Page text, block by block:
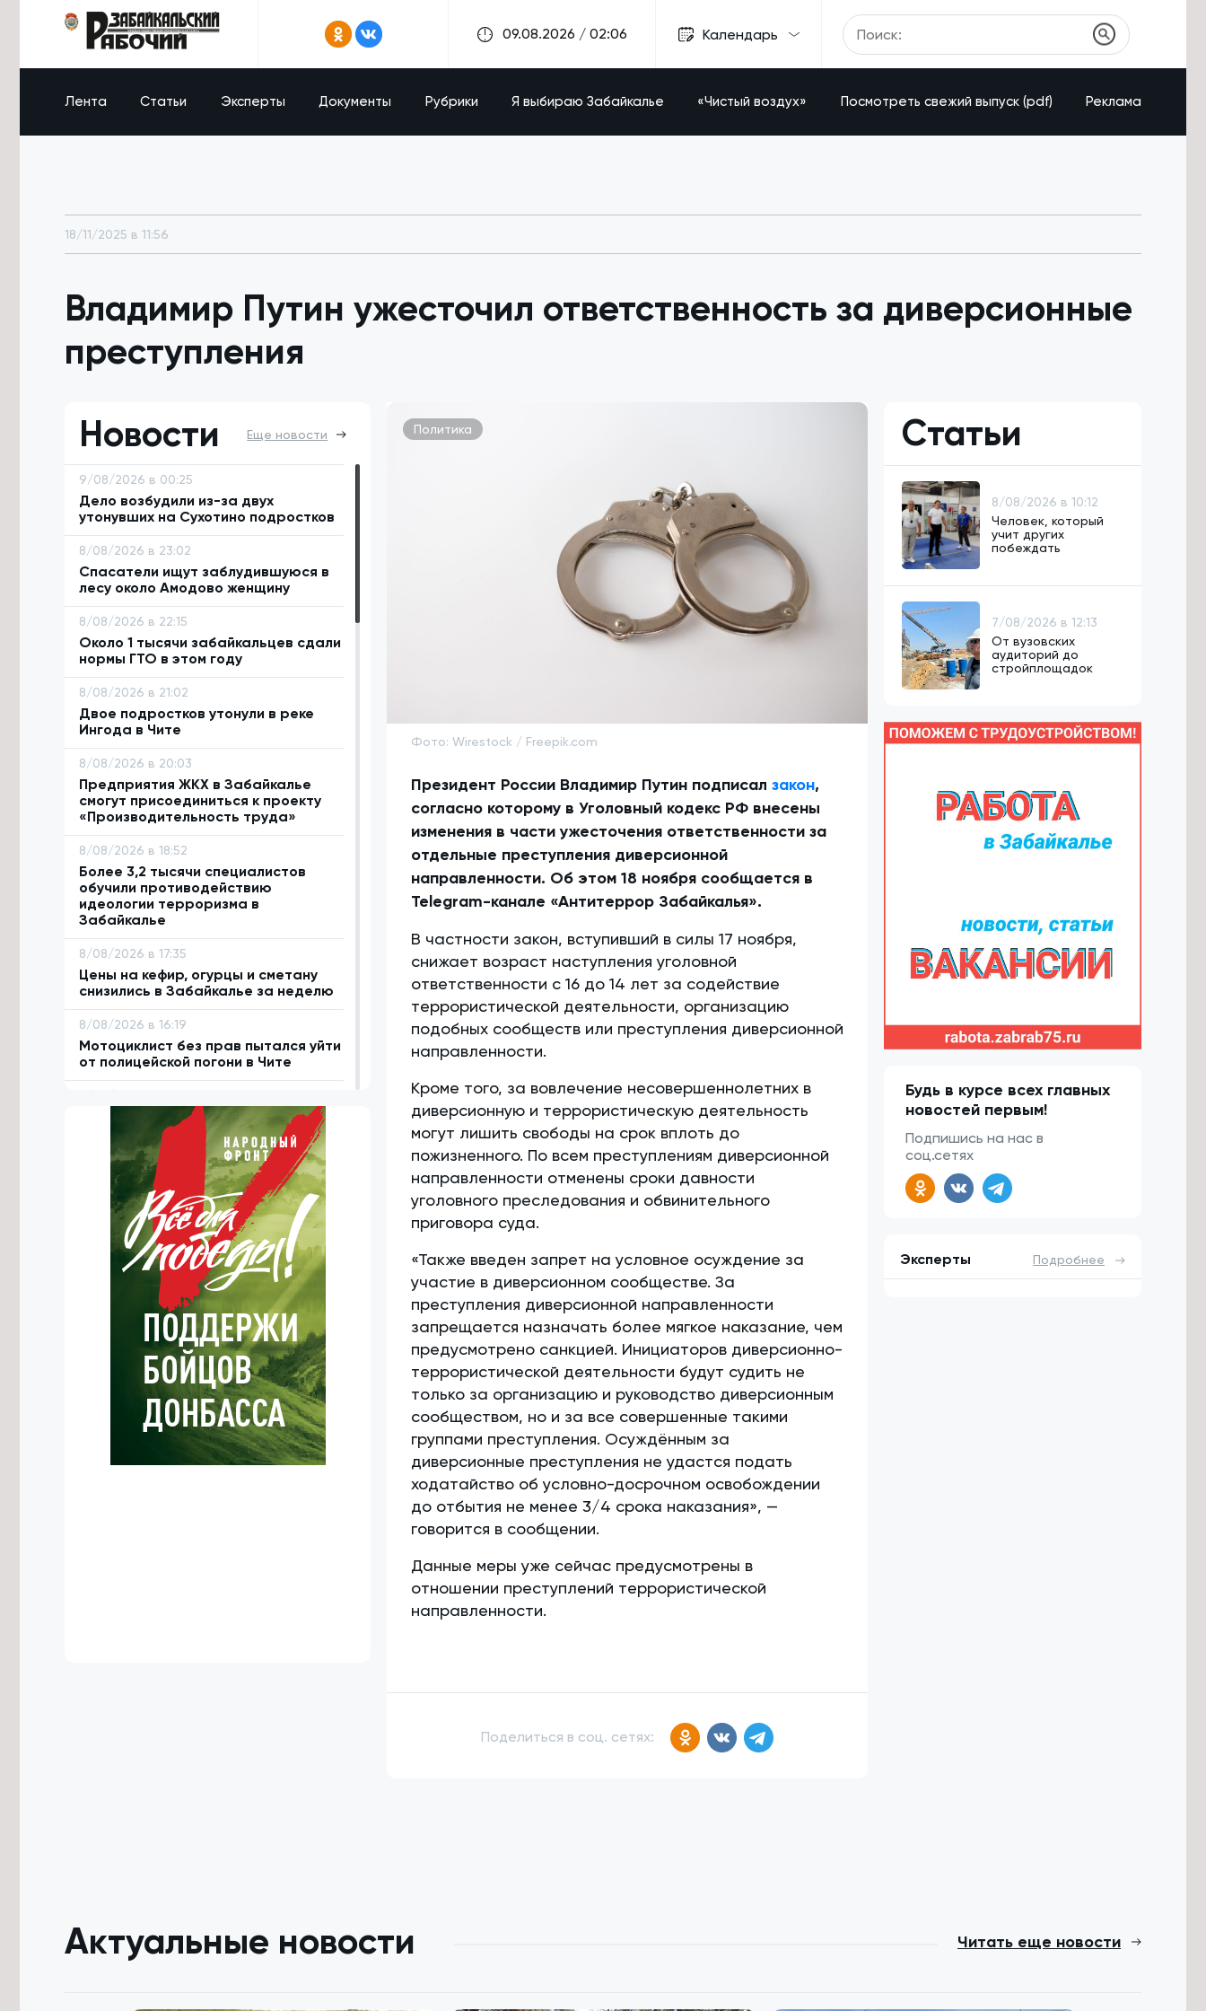
09.08.2026 / 02:06 Календарь
Лента Статьи Эксперты Документы Рубрики Я выбираю Забайкалье «Чистый воздух» Посмотреть свежий выпуск (pdf) Реклама
18/11/2025 в 11:56
Владимир Путин ужесточил ответственность за диверсионные
преступления
Новости
Еще новости
9/08/2026 в 00:25
Дело возбудили из-за двух
утонувших на Сухотино подростков
8/08/2026 в 23:02
Спасатели ищут заблудившуюся в
лесу около Амодово женщину
8/08/2026 в 22:15
Около 1 тысячи забайкальцев сдали
нормы ГТО в этом году
8/08/2026 в 21:02
Двое подростков утонули в реке
Ингода в Чите
8/08/2026 в 20:03
Предприятия ЖКХ в Забайкалье
смогут присоединиться к проекту
«Производительность труда»
8/08/2026 в 18:52
Более 3,2 тысячи специалистов
обучили противодействию
идеологии терроризма в
Забайкалье
8/08/2026 в 17:35
Цены на кефир, огурцы и сметану
снизились в Забайкалье за неделю
8/08/2026 в 16:19
Мотоциклист без прав пытался уйти
от полицейской погони в Чите
Условия для здорового образа
жизни расширяются в Забайкалье
8/08/2026 в 15:06
В Забайкалье стали добывать
больше полезных ископаемых в
2026 году
8/08/2026 в 13:52
Военные в Забайкалье учатся
уничтожать противника дронами-
камикадзе
8/08/2026 в 12:39
Лосиха и её детёныш попали в
объектив фотоловушки в
Забайкалье
Центр национальных игр планируют
7/08/2026 в 20:13
Политика
Фото: Wirestock / Freepik.com
Президент России Владимир Путин подписалзакон,
согласно которому в Уголовный кодекс РФ внесены
изменения в части ужесточения ответственности за
отдельные преступления диверсионной
направленности. Об этом 18 ноября сообщается в
Telegram-канале «Антитеррор Забайкалья».
В частности закон, вступивший в силы 17 ноября,
снижает возраст наступления уголовной
ответственности с 16 до 14 лет за содействие
террористической деятельности, организацию
подобных сообществ или преступления диверсионной
направленности.
Кроме того, за вовлечение несовершеннолетних в
диверсионную и террористическую деятельность
могут лишить свободы на срок вплоть до
пожизненного. По всем преступлениям диверсионной
направленности отменены сроки давности
уголовного преследования и обвинительного
приговора суда.
«Также введен запрет на условное осуждение за
участие в диверсионном сообществе. За
преступления диверсионной направленности
запрещается назначать более мягкое наказание, чем
предусмотрено санкцией. Инициаторов диверсионно-
террористической деятельности будут судить не
только за организацию и руководство диверсионным
сообществом, но и за все совершенные такими
группами преступления. Осуждённым за
диверсионные преступления не удастся подать
ходатайство об условно-досрочном освобождении
до отбытия не менее 3/4 срока наказания», —
говорится в сообщении.
Данные меры уже сейчас предусмотрены в
отношении преступлений террористической
направленности.
Поделиться в соц. сетях:
Статьи
8/08/2026 в 10:12
Человек, который
учит других
побеждать
7/08/2026 в 12:13
От вузовских
аудиторий до
стройплощадок
Будь в курсе всех главных
новостей первым!
Подпишись на нас в
соц.сетях
Эксперты Подробнее
Актуальные новости Читать еще новости